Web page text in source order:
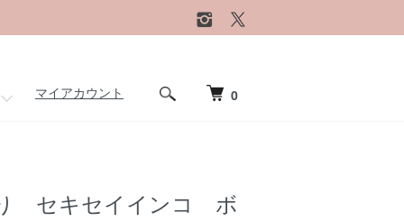
マイアカウント 0
セキセイインコ ボ